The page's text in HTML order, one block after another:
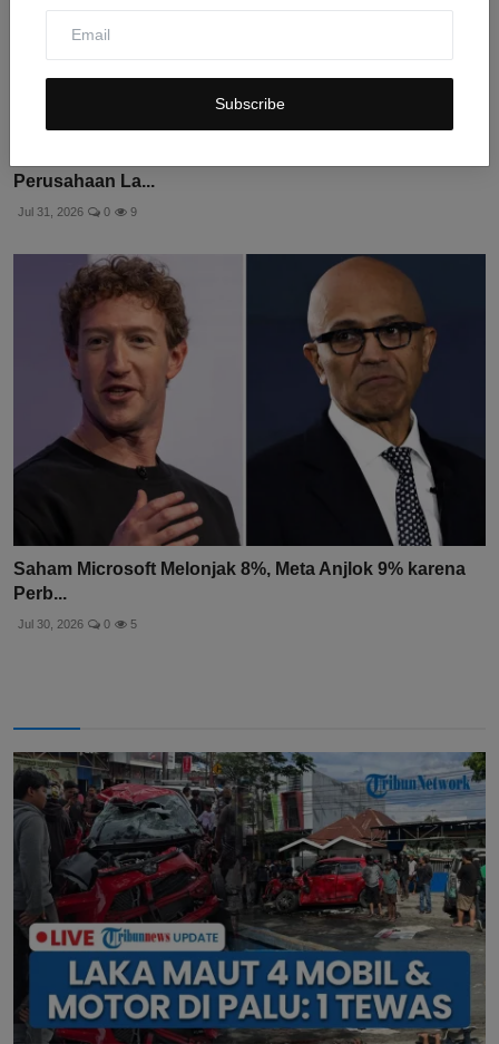
Subscribe
Perusahaan La...
Jul 31, 2026 0 9
Saham Microsoft Melonjak 8%, Meta Anjlok 9% karena
Perb...
Jul 30, 2026 0 5